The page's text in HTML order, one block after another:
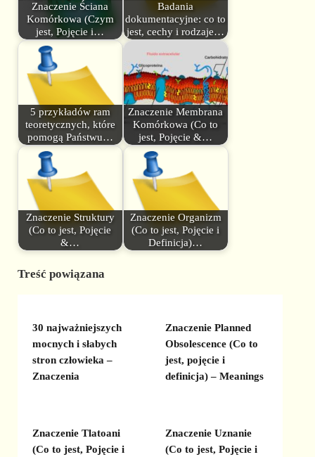
Znaczenie Ściana
Komórkowa (Czym
jest, Pojęcie i…
Badania
dokumentacyjne: co to
jest, cechy i rodzaje…
5 przykładów ram
teoretycznych, które
pomogą Państwu…
Znaczenie Membrana
Komórkowa (Co to
jest, Pojęcie &…
Znaczenie Struktury
(Co to jest, Pojęcie
&…
Znaczenie Organizm
(Co to jest, Pojęcie i
Definicja)…
Treść powiązana
30 najważniejszych
mocnych i słabych
stron człowieka –
Znaczenia
Znaczenie Planned
Obsolescence (Co to
jest, pojęcie i
definicja) – Meanings
Znaczenie Tlatoani
(Co to jest, Pojęcie i
Znaczenie Uznanie
(Co to jest, Pojęcie i